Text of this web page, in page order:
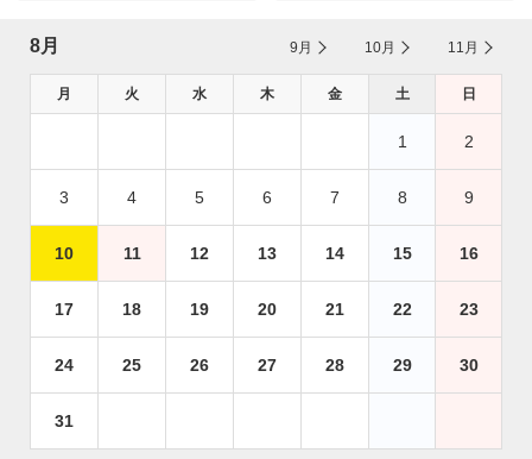
8月 9月 10月 11月
月 火 水 木 金 土 日
1 2
3 4 5 6 7 8 9
10 11 12 13 14 15 16
17 18 19 20 21 22 23
24 25 26 27 28 29 30
31